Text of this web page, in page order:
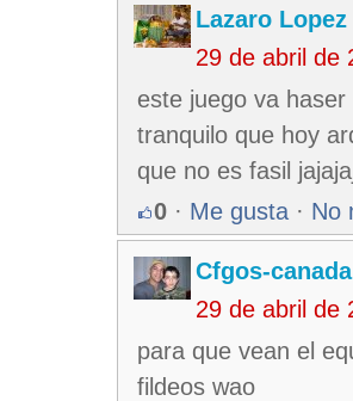
Lazaro Lopez
29 de abril de
este juego va
tranquilo que hoy
que no es fasil
0 · Me gusta · No
Cfgos-canada
29 de abril de
para que vean el
fildeos wao